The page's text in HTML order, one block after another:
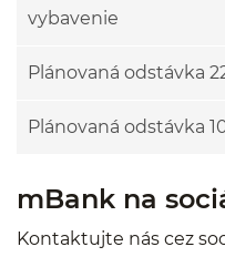
vybavenie
Plánovaná odstávka
Plánovaná odstávka
mBank na
Kontaktujte nás cez